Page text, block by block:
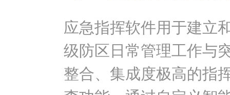
应急指挥软件用于建立
级防区日常管理工作与
整合、集成度极高的指